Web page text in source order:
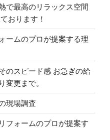
で最高のリラックス空間
おります！
ームのプロが提案する理
のスピード感 お急ぎの給
変更まで。
現場調査
フォームのプロが提案す